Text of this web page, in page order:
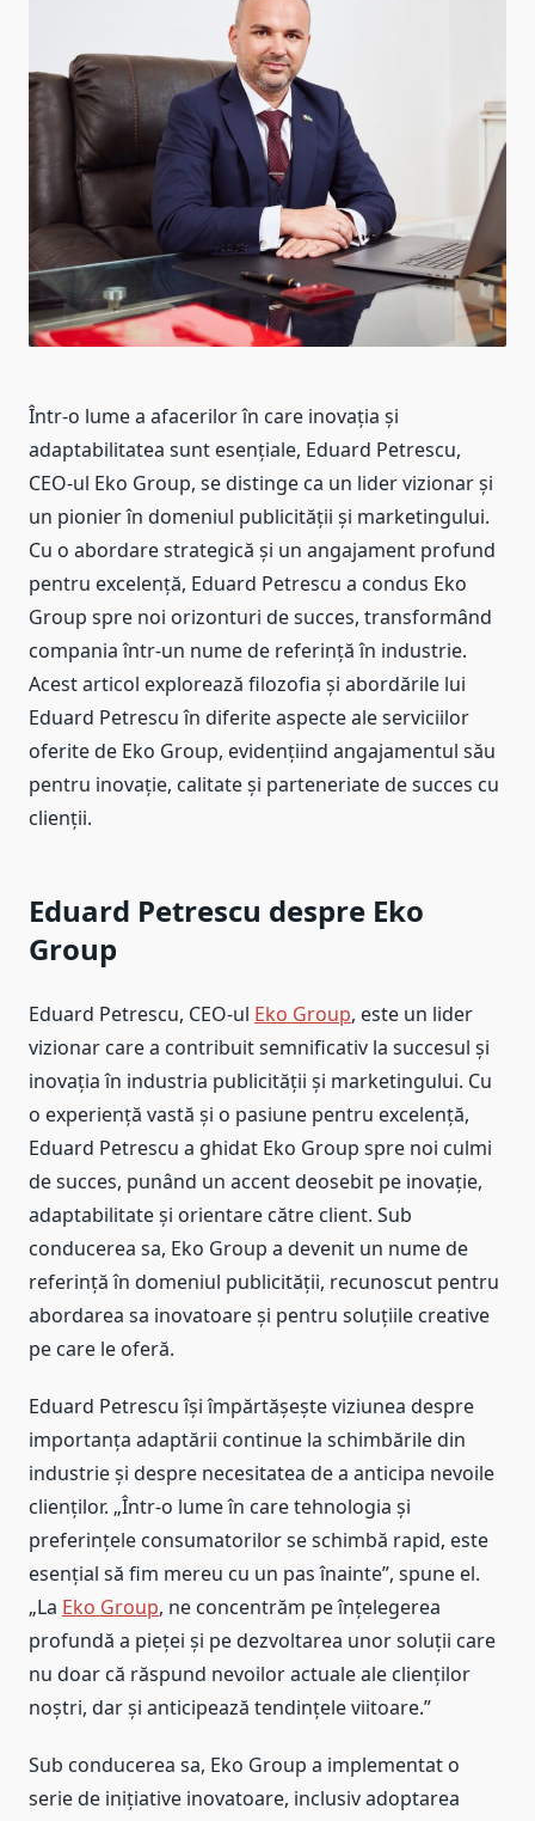
Într-o lume a afacerilor în care inovația și
adaptabilitatea sunt esențiale, Eduard Petrescu,
CEO-ul Eko Group, se distinge ca un lider vizionar și
un pionier în domeniul publicității și marketingului.
Cu o abordare strategică și un angajament profund
pentru excelență, Eduard Petrescu a condus Eko
Group spre noi orizonturi de succes, transformând
compania într-un nume de referință în industrie.
Acest articol explorează filozofia și abordările lui
Eduard Petrescu în diferite aspecte ale serviciilor
oferite de Eko Group, evidențiind angajamentul său
pentru inovație, calitate și parteneriate de succes cu
clienții.
Eduard Petrescu despre Eko
Group
Eduard Petrescu, CEO-ul Eko Group, este un lider
vizionar care a contribuit semnificativ la succesul și
inovația în industria publicității și marketingului. Cu
o experiență vastă și o pasiune pentru excelență,
Eduard Petrescu a ghidat Eko Group spre noi culmi
de succes, punând un accent deosebit pe inovație,
adaptabilitate și orientare către client. Sub
conducerea sa, Eko Group a devenit un nume de
referință în domeniul publicității, recunoscut pentru
abordarea sa inovatoare și pentru soluțiile creative
pe care le oferă.
Eduard Petrescu își împărtășește viziunea despre
importanța adaptării continue la schimbările din
industrie și despre necesitatea de a anticipa nevoile
clienților. „Într-o lume în care tehnologia și
preferințele consumatorilor se schimbă rapid, este
esențial să fim mereu cu un pas înainte”, spune el.
„La Eko Group, ne concentrăm pe înțelegerea
profundă a pieței și pe dezvoltarea unor soluții care
nu doar că răspund nevoilor actuale ale clienților
noștri, dar și anticipează tendințele viitoare.”
Sub conducerea sa, Eko Group a implementat o
serie de inițiative inovatoare, inclusiv adoptarea